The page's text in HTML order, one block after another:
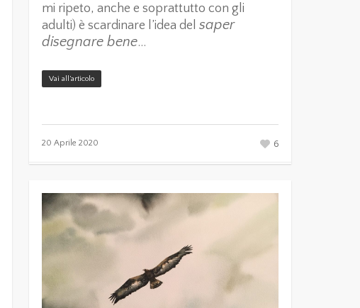
mi ripeto, anche e soprattutto con gli
adulti) è scardinare l’idea del saper
disegnare bene…
Vai all’articolo
20 Aprile 2020 6